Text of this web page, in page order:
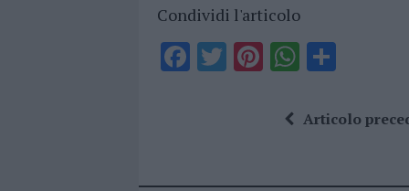
Condividi l'articolo
F T Pi
te
W
ata
Articolo